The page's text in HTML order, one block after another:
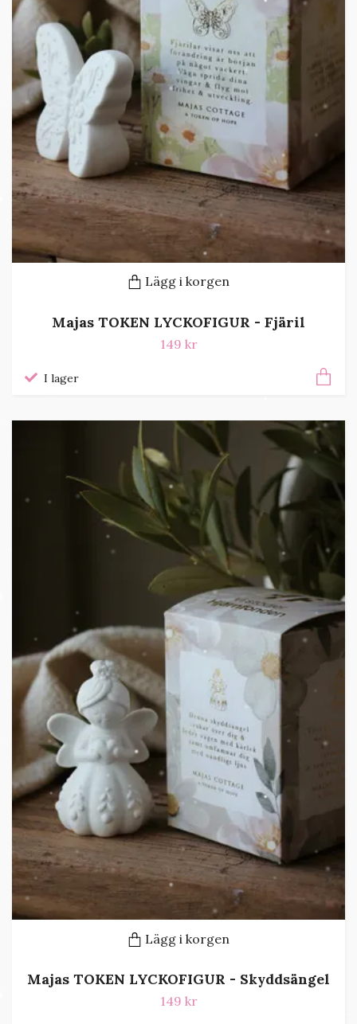
Lägg i korgen
Majas TOKEN LYCKOFIGUR - Fjäril
149 kr
I lager
Lägg i korgen
Majas TOKEN LYCKOFIGUR - Skyddsängel
149 kr